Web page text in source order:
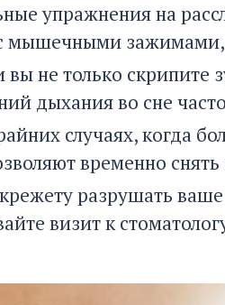
упражнения на
мышечными
вы не только скрипите
дыхания во сне
случаях, когда
временно снять
разрушать
визит к